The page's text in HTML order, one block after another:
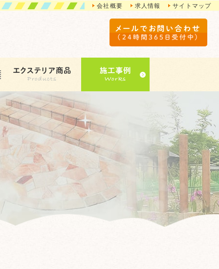
会社概要 求人情報 サイトマップ
メールでお問い合わせ
（24時間365日受付中）
エクステリア商品 施工事例